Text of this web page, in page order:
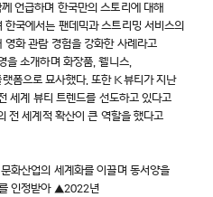
언급하며 한국만의 스토리에 대해
국에서는 팬데믹과 스트리밍 서비스의
화 관람 경험을 강화한 사례라고
을 소개하며 화장품, 웰니스,
폼으로 묘사했다. 또한 K뷰티가 지난
세계 뷰티 트렌드를 선도하고 있다고
전 세계적 확산이 큰 역할을 했다고
화산업의 세계화를 이끌며 동서양을
인정받아 ▲2022년